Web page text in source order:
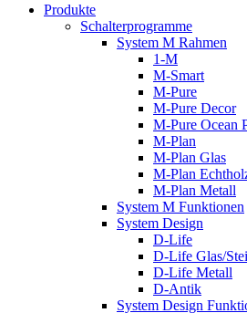
Produkte
Schalterprogramme
System M Rahmen
1-M
M-Smart
M-Pure
M-Pure Decor
M-Pure Ocean
M-Plan
M-Plan Glas
M-Plan
M-Plan Metall
System M Funktionen
System Design
D-Life
D-Life Glas/
D-Life Metall
D-Antik
System Design